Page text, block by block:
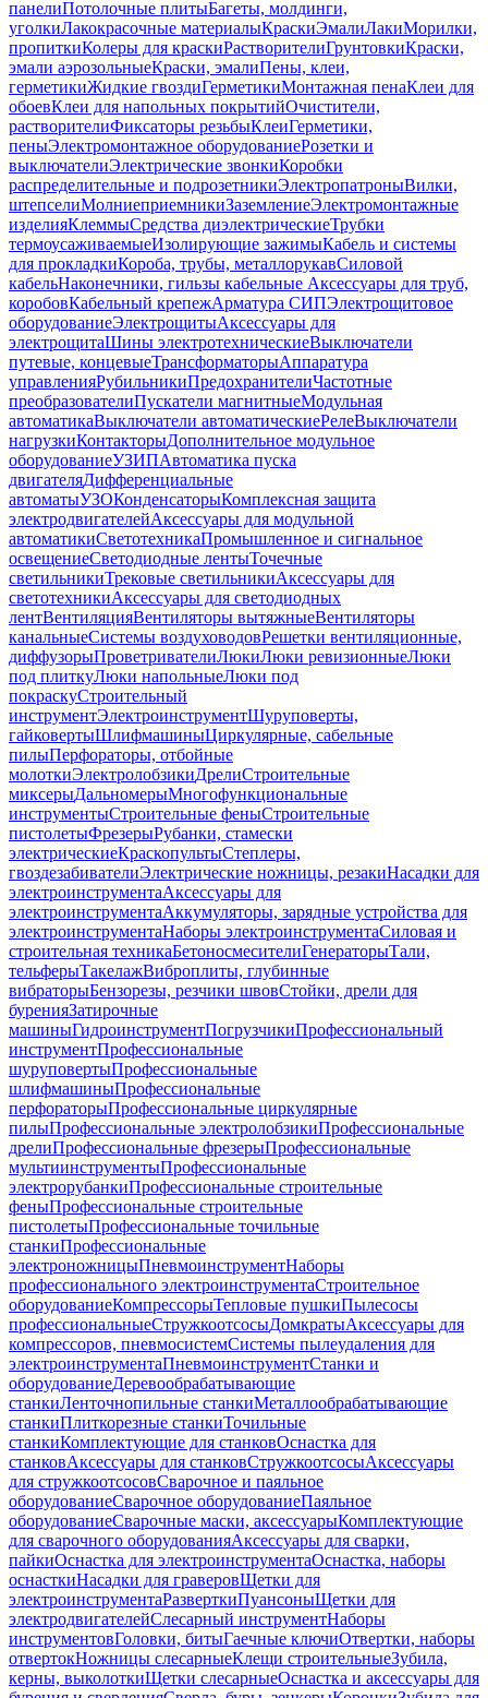
панелиПотолочные плитыБагеты, молдинги,
уголкиЛакокрасочные материалыКраскиЭмалиЛакиМорилки,
пропиткиКолеры для краскиРастворителиГрунтовкиКраски,
эмали аэрозольныеКраски, эмалиПены, клеи,
герметикиЖидкие гвоздиГерметикиМонтажная пенаКлеи для
обоевКлеи для напольных покрытийОчистители,
растворителиФиксаторы резьбыКлеиГерметики,
пеныЭлектромонтажное оборудованиеРозетки и
выключателиЭлектрические звонкиКоробки
распределительные и подрозетникиЭлектропатроныВилки,
штепселиМолниеприемникиЗаземлениеЭлектромонтажные
изделияКлеммыСредства диэлектрическиеТрубки
термоусаживаемыеИзолирующие зажимыКабель и системы
для прокладкиКороба, трубы, металлорукавСиловой
кабельНаконечники, гильзы кабельные Аксессуары для труб,
коробовКабельный крепежАрматура СИПЭлектрощитовое
оборудованиеЭлектрощитыАксессуары для
электрощитаШины электротехническиеВыключатели
путевые, концевыеТрансформаторыАппаратура
управленияРубильникиПредохранителиЧастотные
преобразователиПускатели магнитныеМодульная
автоматикаВыключатели автоматическиеРелеВыключатели
нагрузкиКонтакторыДополнительное модульное
оборудованиеУЗИПАвтоматика пуска
двигателяДифференциальные
автоматыУЗОКонденсаторыКомплексная защита
электродвигателейАксессуары для модульной
автоматикиСветотехникаПромышленное и сигнальное
освещениеСветодиодные лентыТочечные
светильникиТрековые светильникиАксессуары для
светотехникиАксессуары для светодиодных
лентВентиляцияВентиляторы вытяжныеВентиляторы
канальныеСистемы воздуховодовРешетки вентиляционные,
диффузорыПроветривателиЛюкиЛюки ревизионныеЛюки
под плиткуЛюки напольныеЛюки под
покраскуСтроительный
инструментЭлектроинструментШуруповерты,
гайковертыШлифмашиныЦиркулярные, сабельные
пилыПерфораторы, отбойные
молоткиЭлектролобзикиДрелиСтроительные
миксерыДальномерыМногофункциональные
инструментыСтроительные феныСтроительные
пистолетыФрезерыРубанки, стамески
электрическиеКраскопультыСтеплеры,
гвоздезабивателиЭлектрические ножницы, резакиНасадки для
электроинструментаАксессуары для
электроинструментаАккумуляторы, зарядные устройства для
электроинструментаНаборы электроинструментаСиловая и
строительная техникаБетоносмесителиГенераторыТали,
тельферыТакелажВиброплиты, глубинные
вибраторыБензорезы, резчики швовСтойки, дрели для
буренияЗатирочные
машиныГидроинструментПогрузчикиПрофессиональный
инструментПрофессиональные
шуруповертыПрофессиональные
шлифмашиныПрофессиональные
перфораторыПрофессиональные циркулярные
пилыПрофессиональные электролобзикиПрофессиональные
дрелиПрофессиональные фрезерыПрофессиональные
мультиинструментыПрофессиональные
электрорубанкиПрофессиональные строительные
феныПрофессиональные строительные
пистолетыПрофессиональные точильные
станкиПрофессиональные
электроножницыПневмоинструментНаборы
профессионального электроинструментаСтроительное
оборудованиеКомпрессорыТепловые пушкиПылесосы
профессиональныеСтружкоотсосыДомкратыАксессуары для
компрессоров, пневмосистемСистемы пылеудаления для
электроинструментаПневмоинструментСтанки и
оборудованиеДеревообрабатывающие
станкиЛенточнопильные станкиМеталлообрабатывающие
станкиПлиткорезные станкиТочильные
станкиКомплектующие для станковОснастка для
станковАксессуары для станковСтружкоотсосыАксессуары
для стружкоотсосовСварочное и паяльное
оборудованиеСварочное оборудованиеПаяльное
оборудованиеСварочные маски, аксессуарыКомплектующие
для сварочного оборудованияАксессуары для сварки,
пайкиОснастка для электроинструментаОснастка, наборы
оснасткиНасадки для граверовЩетки для
электроинструментаРазверткиПуансоныЩетки для
электродвигателейСлесарный инструментНаборы
инструментовГоловки, битыГаечные ключиОтвертки, наборы
отвертокНожницы слесарныеКлещи строительныеЗубила,
керны, выколоткиЩетки слесарныеОснастка и аксессуары для